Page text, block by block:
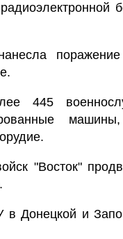
445
"Восток"
Донецкой и